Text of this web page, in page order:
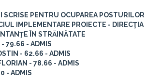
SCRISE PENTRU OCUPAREA POSTURILOR
IMPLEMENTARE PROIECTE - DIRECŢIA
ÎN STRĂINĂTATE
79.66 - ADMIS
- 62.66 - ADMIS
- 78.66 - ADMIS
- ADMIS